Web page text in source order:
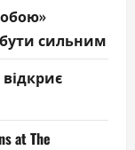
сильним
відкриє
at The